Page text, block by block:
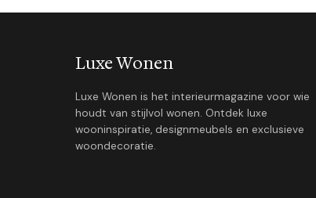
Luxe Wonen
Luxe Wonen is het interieurmagazine voor wie
houdt van stijlvol wonen. Ontdek luxe
wooninspiratie, designmeubels en exclusieve
woondecoratie.